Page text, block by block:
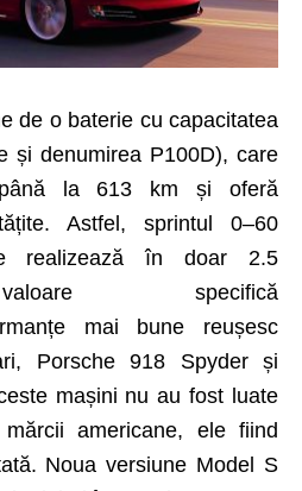
de o baterie cu capacitatea
și denumirea P100D), care
până la 613 km și oferă
Astfel, sprintul 0–60
realizează în doar 2.5
specifică
mai bune reușesc
Porsche 918 Spyder și
mașini nu au fost luate
americane, ele fiind
Noua versiune Model S